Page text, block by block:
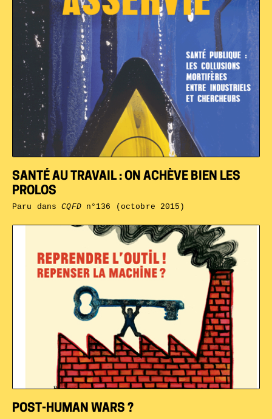
POST-HUMAN WARS ?
SANTÉ AU TRAVAIL : ON ACHÈVE BIEN LES
PROLOS
Paru dansCQFDn°136 (octobre 2015)